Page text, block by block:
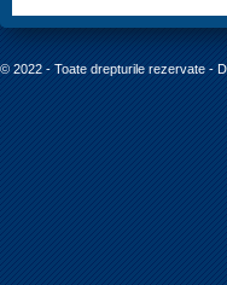
© 2022 - Toate drepturile rezervate -